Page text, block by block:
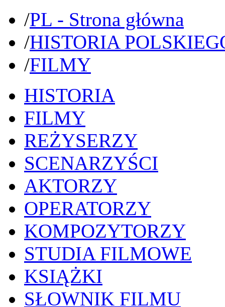
/PL - Strona główna
/HISTORIA
/FILMY
HISTORIA
FILMY
REŻYSERZY
SCENARZYŚCI
AKTORZY
OPERATORZY
KOMPOZYTORZY
STUDIA FILMOWE
KSIĄŻKI
SŁOWNIK FILMU